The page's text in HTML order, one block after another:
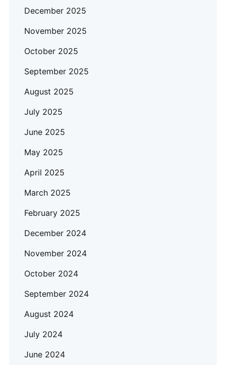
December 2025
November 2025
October 2025
September 2025
August 2025
July 2025
June 2025
May 2025
April 2025
March 2025
February 2025
December 2024
November 2024
October 2024
September 2024
August 2024
July 2024
June 2024